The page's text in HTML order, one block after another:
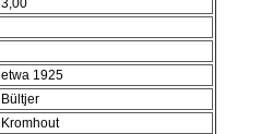
3,00
etwa 1925
Bültjer
Kromhout